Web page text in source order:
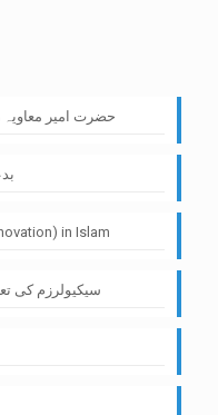
حضرت امیر
in Islam
سیکیولرزم کی